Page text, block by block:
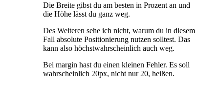
Die Breite gibst du am besten in Prozent an und
die Höhe lässt du ganz weg.
Des Weiteren sehe ich nicht, warum du in diesem
Fall absolute Positionierung nutzen solltest. Das
kann also höchstwahrscheinlich auch weg.
Bei margin hast du einen kleinen Fehler. Es soll
wahrscheinlich 20px, nicht nur 20, heißen.